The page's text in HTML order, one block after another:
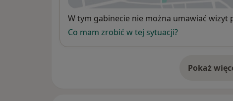
Dostępność
W tym gabinecie nie można umawiać wizyt
Co mam zrobić w tej sytuacji?
Pokażo